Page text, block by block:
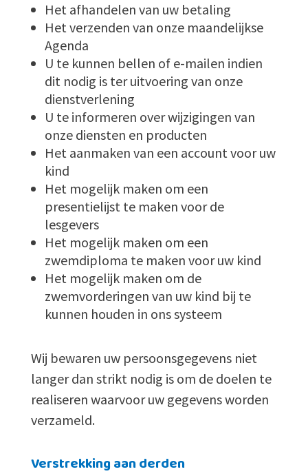
Het afhandelen van uw betaling
Het verzenden van onze maandelijkse
Agenda
U te kunnen bellen of e-mailen indien
dit nodig is ter uitvoering van onze
dienstverlening
U te informeren over wijzigingen van
onze diensten en producten
Het aanmaken van een account voor uw
kind
Het mogelijk maken om een
presentielijst te maken voor de
lesgevers
Het mogelijk maken om een
zwemdiploma te maken voor uw kind
Het mogelijk maken om de
zwemvorderingen van uw kind bij te
kunnen houden in ons systeem
Wij bewaren uw persoonsgegevens niet
langer dan strikt nodig is om de doelen te
realiseren waarvoor uw gegevens worden
verzameld.
Verstrekking aan derden